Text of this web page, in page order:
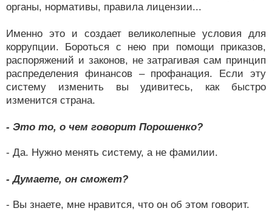
органы, нормативы, правила лицензии...
Именно это и создает великолепные условия для
коррупции. Бороться с нею при помощи приказов,
распоряжений и законов, не затрагивая сам принцип
распределения финансов – профанация. Если эту
систему изменить вы удивитесь, как быстро
изменится страна.
- Это то, о чем говорит Порошенко?
- Да. Нужно менять систему, а не фамилии.
- Думаете, он сможет?
- Вы знаете, мне нравится, что он об этом говорит.